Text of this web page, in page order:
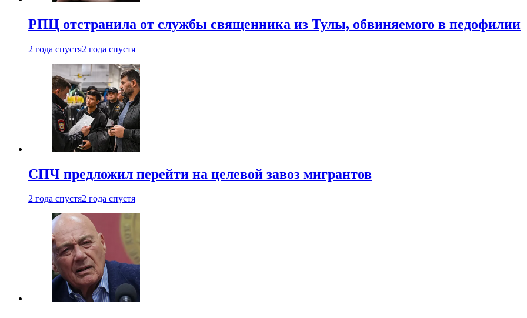
РПЦ отстранила от службы священника из Тулы, обвиняемого в педофилии
2 года спустя2 года спустя
СПЧ предложил перейти на целевой завоз мигрантов
2 года спустя2 года спустя